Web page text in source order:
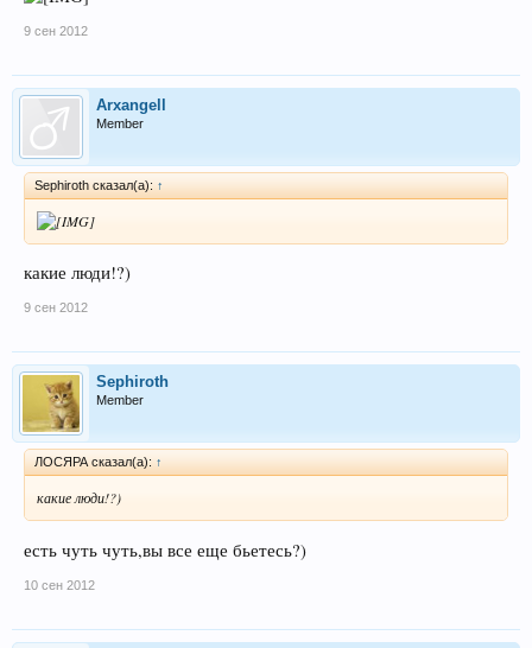
9 сен 2012
Arxangell
Member
Sephiroth сказал(а): ↑
какие люди!?)
9 сен 2012
Sephiroth
Member
ЛОСЯРА сказал(а): ↑
какие люди!?)
есть чуть чуть,вы все еще бьетесь?)
10 сен 2012